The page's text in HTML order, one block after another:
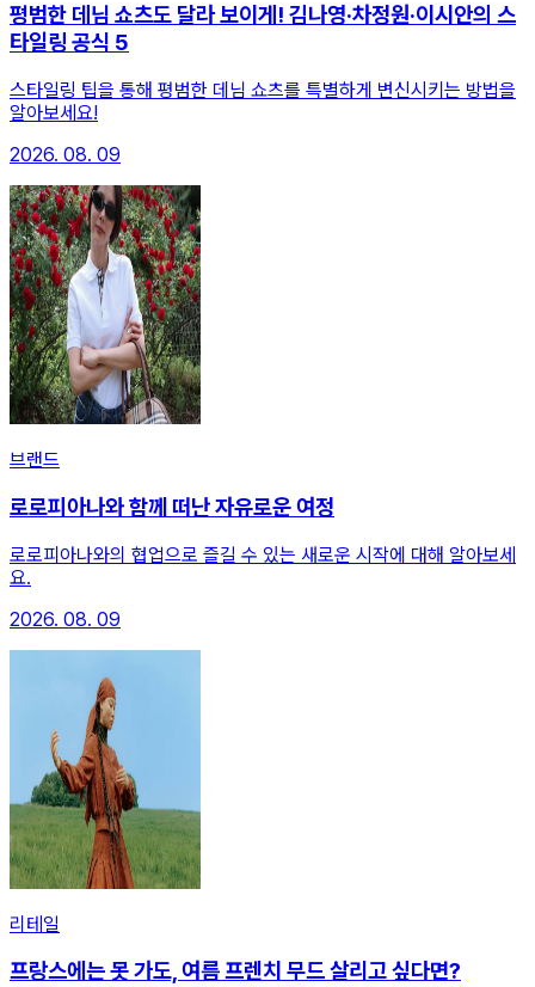
평범한 데님 쇼츠도 달라 보이게! 김나영·차정원·이시안의 스
타일링 공식 5
스타일링 팁을 통해 평범한 데님 쇼츠를 특별하게 변신시키는 방법을
알아보세요!
2026. 08. 09
브랜드
로로피아나와 함께 떠난 자유로운 여정
로로피아나와의 협업으로 즐길 수 있는 새로운 시작에 대해 알아보세
요.
2026. 08. 09
리테일
프랑스에는 못 가도, 여름 프렌치 무드 살리고 싶다면?